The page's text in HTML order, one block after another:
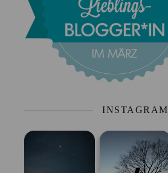
INSTAGRAM